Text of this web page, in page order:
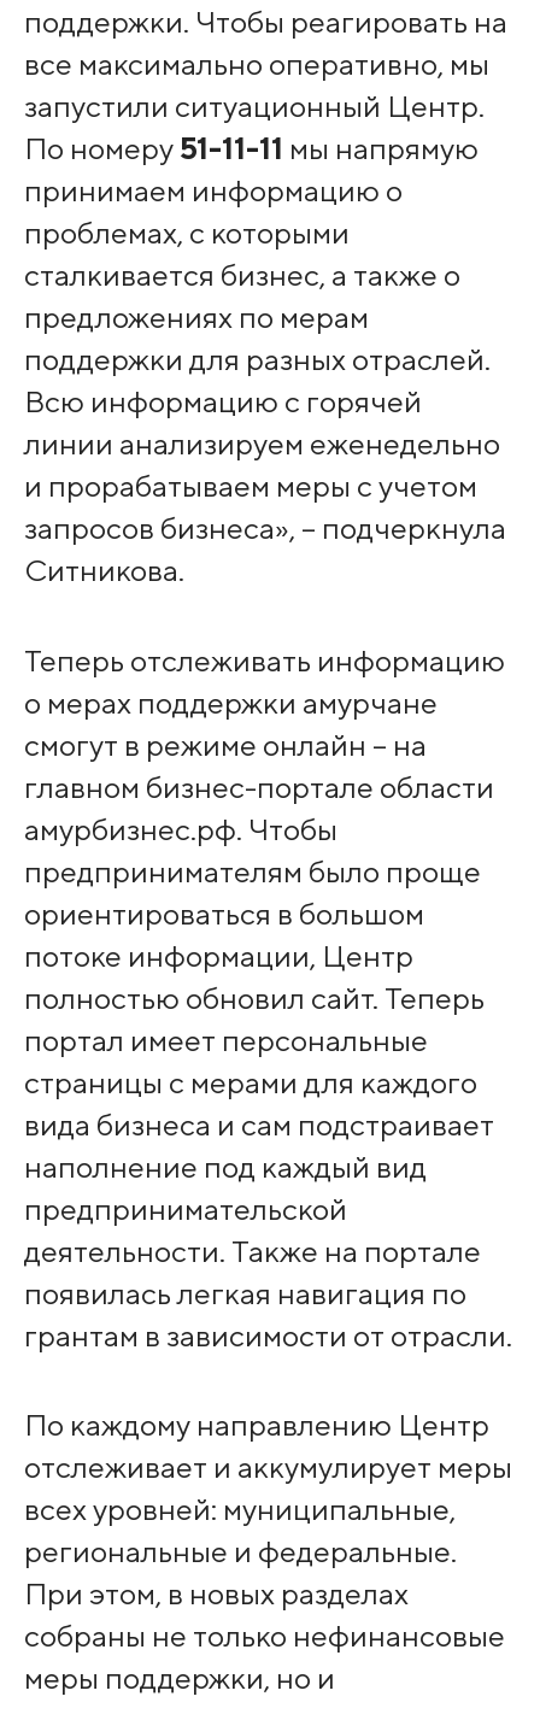
поддержки. Чтобы реагировать на
все максимально оперативно, мы
запустили ситуационный Центр.
По номеру 51-11-11 мы напрямую
принимаем информацию о
проблемах, с которыми
сталкивается бизнес, а также о
предложениях по мерам
поддержки для разных отраслей.
Всю информацию с горячей
линии анализируем еженедельно
и прорабатываем меры с учетом
запросов бизнеса», – подчеркнула
Ситникова.
Теперь отслеживать информацию
о мерах поддержки амурчане
смогут в режиме онлайн – на
главном бизнес-портале области
амурбизнес.рф. Чтобы
предпринимателям было проще
ориентироваться в большом
потоке информации, Центр
полностью обновил сайт. Теперь
портал имеет персональные
страницы с мерами для каждого
вида бизнеса и сам подстраивает
наполнение под каждый вид
предпринимательской
деятельности. Также на портале
появилась легкая навигация по
грантам в зависимости от отрасли.
По каждому направлению Центр
отслеживает и аккумулирует меры
всех уровней: муниципальные,
региональные и федеральные.
При этом, в новых разделах
собраны не только нефинансовые
меры поддержки, но и